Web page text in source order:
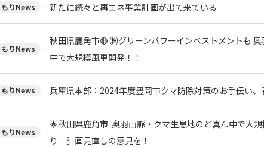
もりNews 新たに続々と再エネ事業計画が出て来ている
もりNews
秋田県鹿角市🔴 ㈱グリーンパワーインベストメントも
中で大規模風車開発！！
もりNews 兵庫県本部：2024年度豊岡市クマ防除対策のお手伝い、
もりNews
🌟秋田県鹿角市 奥羽山脈・クマ生息地のど真ん中で大
り 計画見直しの意見を！